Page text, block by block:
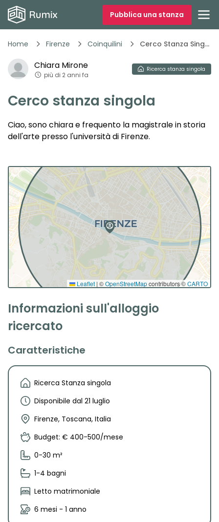
Pubblica una stanza
Home Firenze Coinquilini Cerco Stanza Singola Wrt0t
Chiara Mirone
più di 2 anni fa
Ricerca stanza singola
Cerco stanza singola
Ciao, sono chiara e frequento la magistrale in storia
dell'arte presso l'università di Firenze.
Leaflet | ©OpenStreetMapcontributors ©CARTO
Informazioni sull'alloggio
ricercato
Caratteristiche
Ricerca Stanza singola
Disponibile dal 21 luglio
Firenze, Toscana, Italia
Budget: € 400-500/mese
0-30 m²
1-4 bagni
Letto matrimoniale
6 mesi - 1 anno